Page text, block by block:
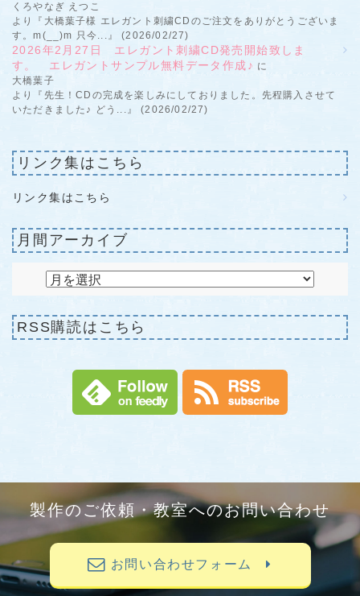
くろやなぎ えつこ
より『大橋葉子様 エレガント刺繍CDのご注文をありがとうございま
す。m(__)m 只今...』 (2026/02/27)
2026年2月27日 エレガント刺繍CD発売開始致しま
す。 エレガントサンプル無料データ作成♪ に
大橋葉子
より『先生！CDの完成を楽しみにしておりました。先程購入させて
いただきました♪ どう...』 (2026/02/27)
リンク集はこちら
リンク集はこちら
月間アーカイブ
RSS購読はこちら
製作のご依頼・教室へのお問い合わせ
お問い合わせフォーム